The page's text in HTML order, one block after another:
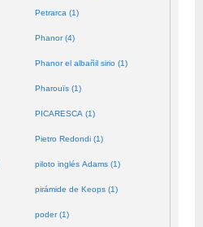
Petrarca (1)
Phanor (4)
Phanor el albañil sirio (1)
Pharouïs (1)
PICARESCA (1)
Pietro Redondi (1)
piloto inglés Adams (1)
pirámide de Keops (1)
poder (1)